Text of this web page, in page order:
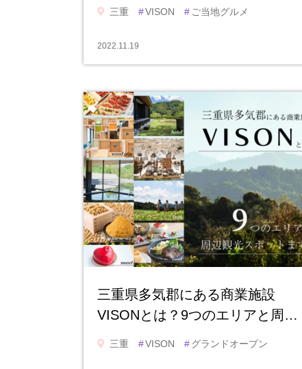
三重 #VISON # ご当地グルメ
2022.11.19
三重県多気郡にある商業施設
VISONとは？9つのエリアと周…
三重 #VISON #グランドオープン